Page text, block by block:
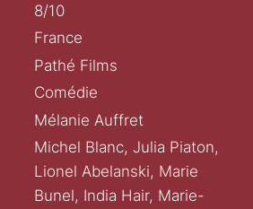
8/10
France
Pathé Films
Comédie
Mélanie Auffret
Michel Blanc, Julia Piaton,
Lionel Abelanski, Marie
Bunel, India Hair, Marie-